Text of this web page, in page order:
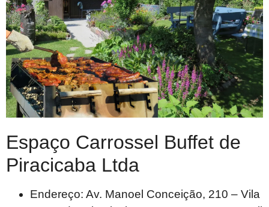
Espaço Carrossel Buffet de
Piracicaba Ltda
Endereço: Av. Manoel Conceição, 210 – Vila